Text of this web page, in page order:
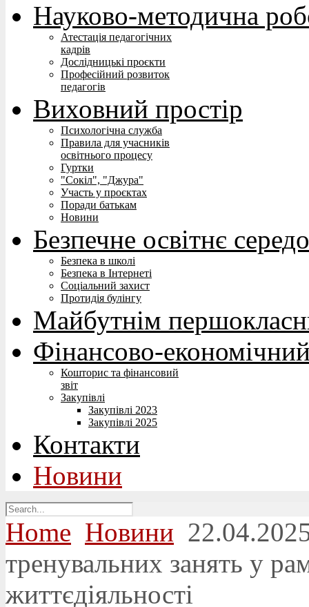
Науково-методична
Атестація педагогічних
кадрів
Дослідницькі проєкти
Професійний розвиток
педагогів
Виховний простір
Психологічна служба
Правила для учасників
освітнього процесу
Гуртки
"Сокіл", "Джура"
Участь у проєктах
Поради батькам
Новини
Безпечне освітнє
Безпека в школі
Безпека в Інтернеті
Соціальний захист
Протидія булінгу
Майбутнім
Фінансово-економічний
Кошторис та фінансовий
звіт
Закупівлі
Закупівлі 2023
Закупівлі 2025
Контакти
Новини
Home Новини
тренувальних занять у
життєдіяльності